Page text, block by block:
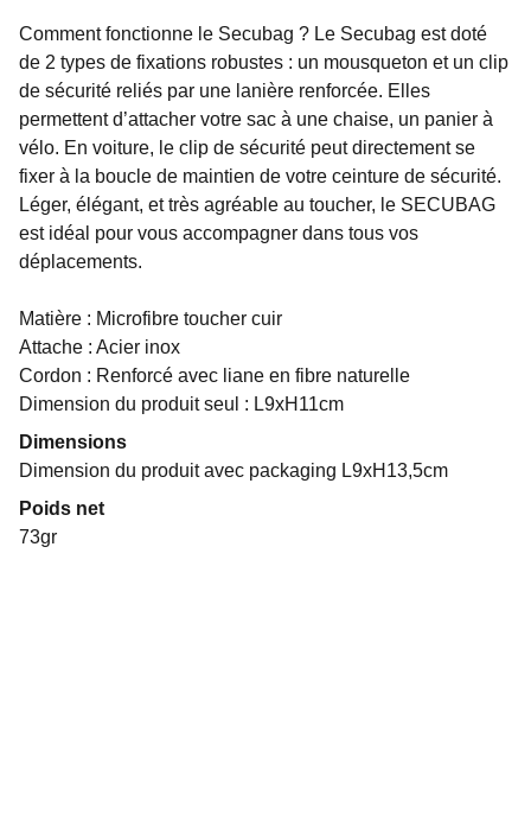
Comment fonctionne le Secubag ? Le Secubag est doté
de 2 types de fixations robustes : un mousqueton et un clip
de sécurité reliés par une lanière renforcée. Elles
permettent d’attacher votre sac à une chaise, un panier à
vélo. En voiture, le clip de sécurité peut directement se
fixer à la boucle de maintien de votre ceinture de sécurité.
Léger, élégant, et très agréable au toucher, le SECUBAG
est idéal pour vous accompagner dans tous vos
déplacements.
Matière : Microfibre toucher cuir
Attache : Acier inox
Cordon : Renforcé avec liane en fibre naturelle
Dimension du produit seul : L9xH11cm
Dimensions
Dimension du produit avec packaging L9xH13,5cm
Poids net
73gr